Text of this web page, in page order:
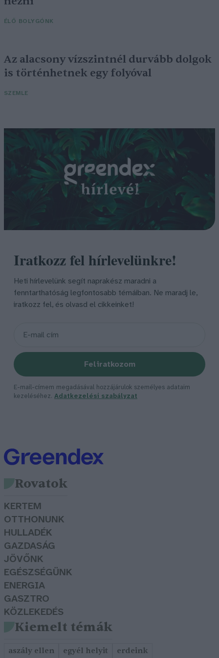
ÉLŐ BOLYGÓNK
Az alacsony vízszintnél durvább dolgok
is történhetnek egy folyóval
SZEMLE
Iratkozz fel hírlevelünkre!
Heti hírlevelünk segít naprakész maradni a
fenntarthatóság legfontosabb témáiban. Ne maradj le,
iratkozz fel, és olvasd el cikkeinket!
Feliratkozom
E-mail-címem megadásával hozzájárulok személyes adataim
kezeléséhez. Adatkezelési szabályzat
Rovatok
KERTEM
OTTHONUNK
HULLADÉK
GAZDASÁG
JÖVŐNK
EGÉSZSÉGÜNK
ENERGIA
GASZTRO
KÖZLEKEDÉS
Kiemelt témák
aszály ellen egyél helyit erdeink